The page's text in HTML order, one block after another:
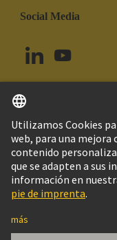
Social Media
Uruguay
© Grupo Tecnológico
Configuración de